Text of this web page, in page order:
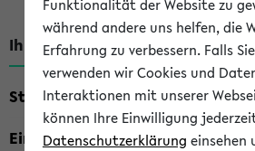
Ihre Suchkriterien:
Studienfach
Einrichtung
Funktionalität der Website zu
während andere uns helfen, die
Erfahrung zu verbessern. Falls
verwenden wir Cookies und
Interaktionen mit unserer
können Ihre Einwilligung
Datenschutzerklärung einsehen